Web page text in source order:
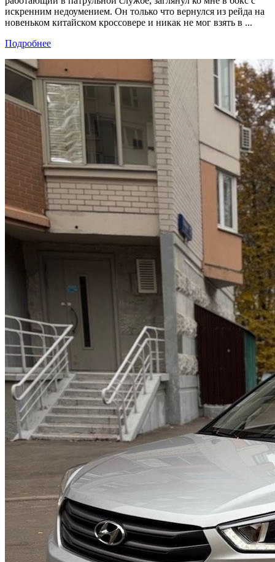
искренним недоумением. Он только что вернулся из рейда на
новеньком китайском кроссовере и никак не мог взять в ...
Подробнее